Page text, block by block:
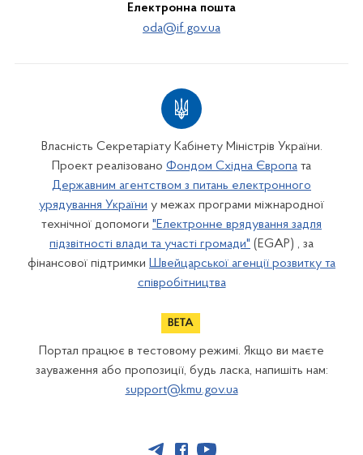
Електронна пошта
oda@if.gov.ua
Власність Секретаріату Кабінету Міністрів України.
Проект реалізовано Фондом Східна Європа та
Державним агентством з питань електронного
урядування України у межах програми міжнародної
технічної допомоги "Електронне врядування задля
підзвітності влади та участі громади" (EGAP) , за
фінансової підтримки Швейцарської агенції розвитку та
співробітництва
Портал працює в тестовому режимі. Якщо ви маєте
зауваження або пропозиції, будь ласка, напишіть нам:
support@kmu.gov.ua